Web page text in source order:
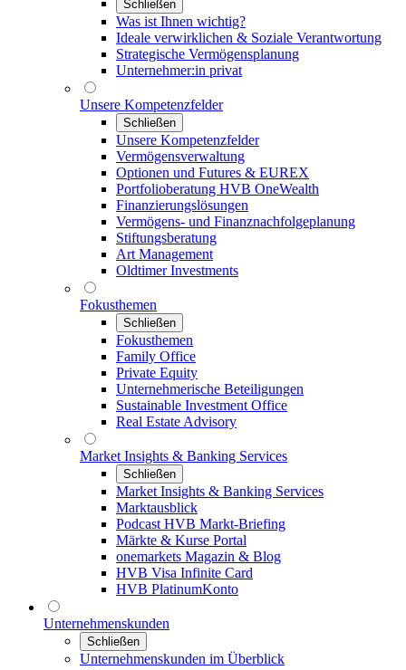
Schließen
Was ist Ihnen wichtig?
Ideale verwirklichen & Soziale Verantwortung
Strategische Vermögensplanung
Unternehmer:in privat
Unsere Kompetenzfelder
Schließen
Unsere Kompetenzfelder
Vermögensverwaltung
Optionen und Futures & EUREX
Portfolioberatung HVB OneWealth
Finanzierungslösungen
Vermögens- und Finanznachfolgeplanung
Stiftungsberatung
Art Management
Oldtimer Investments
Fokusthemen
Schließen
Fokusthemen
Family Office
Private Equity
Unternehmerische Beteiligungen
Sustainable Investment Office
Real Estate Advisory
Market Insights & Banking Services
Schließen
Market Insights & Banking Services
Marktausblick
Podcast HVB Markt-Briefing
Märkte & Kurse Portal
onemarkets Magazin & Blog
HVB Visa Infinite Card
HVB PlatinumKonto
Unternehmenskunden
Schließen
Unternehmenskunden im Überblick